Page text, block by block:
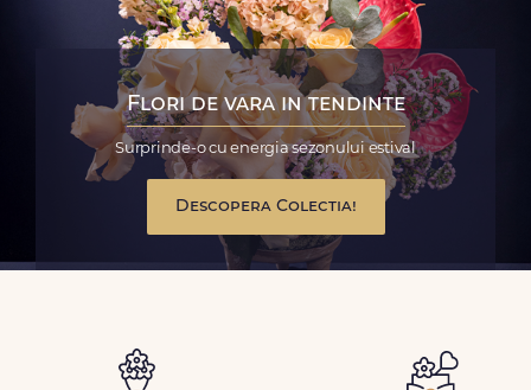
Flori de vara in tendinte
Surprinde-o cu energia sezonului estival
Descopera Colectia!